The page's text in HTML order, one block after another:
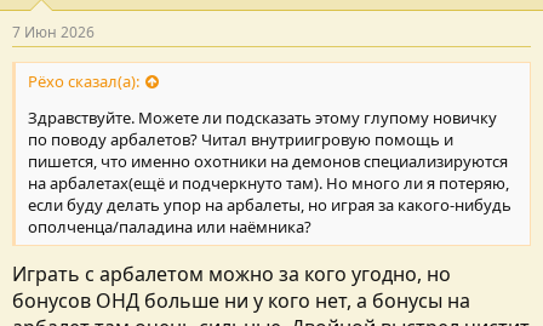
7 Июн 2026
Рёхо сказал(а):
Здравствуйте. Можете ли подсказать этому глупому новичку
по поводу арбалетов? Читал внутриигровую помощь и
пишется, что именно охотники на демонов специализируются
на арбалетах(ещё и подчеркнуто там). Но много ли я потеряю,
если буду делать упор на арбалеты, но играя за какого-нибудь
ополченца/паладина или наёмника?
Играть с арбалетом можно за кого угодно, но
бонусов ОНД больше ни у кого нет, а бонусы на